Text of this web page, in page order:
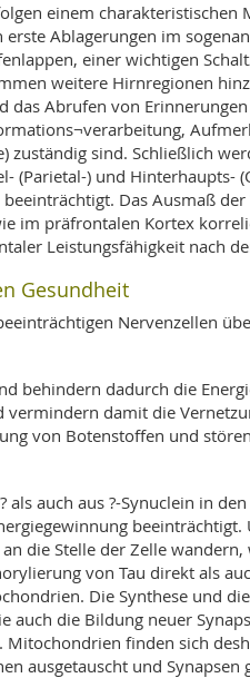
einem charakteristischen
Ablagerungen im
einer wichtigen
weitere Hirnregionen
das Abrufen von
zuständig sind. Schließlich
(Parietal-) und Hinterhaupts-
Das Ausmaß
im präfrontalen Kortex
Leistungsfähigkeit nach
Gesundheit
Nervenzellen
behindern dadurch die
vermindern damit die
von Botenstoffen und
als auch aus ?-Synuclein in
beeinträchtigt.
die Stelle der Zelle wandern,
von Tau direkt als
Die Synthese und
die Bildung neuer
Mitochondrien finden sich
ausgetauscht und Synapsen